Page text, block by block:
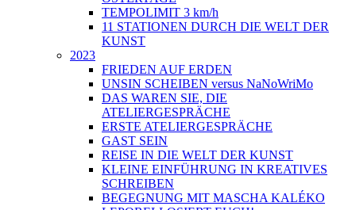
TEMPOLIMIT 3 km/h
11 STATIONEN DURCH DIE WELT DER
KUNST
2023
FRIEDEN AUF ERDEN
UNSIN SCHEIBEN versus NaNoWriMo
DAS WAREN SIE, DIE
ATELIERGESPRÄCHE
ERSTE ATELIERGESPRÄCHE
GAST SEIN
REISE IN DIE WELT DER KUNST
KLEINE EINFÜHRUNG IN KREATIVES
SCHREIBEN
BEGEGNUNG MIT MASCHA KALÉKO